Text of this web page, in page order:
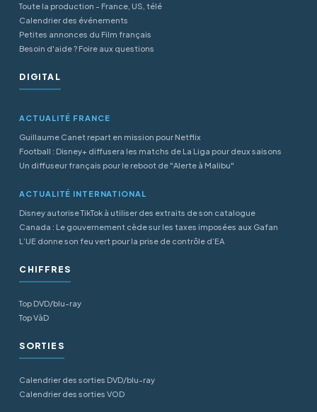
Toute la production - France, US, télé
Calendrier des événements
Petites annonces du Film français
Besoin d'aide ? Foire aux questions
DIGITAL
ACTUALITÉ FRANCE
Guillaume Canet repart en mission pour Netflix
Football : Disney+ diffusera les matchs de La Liga pour deux saisons
Un diffuseur français pour le reboot de "Alerte à Malibu"
ACTUALITÉ INTERNATIONAL
Disney autorise TikTok à utiliser des extraits de son catalogue
Canada : Le gouvernement cède sur les taxes imposées aux Gafan
L’UE donne son feu vert pour la prise de contrôle d’EA
CHIFFRES
Top DVD/blu-ray
Top VàD
SORTIES
Calendrier des sorties DVD/blu-ray
Calendrier des sorties VOD